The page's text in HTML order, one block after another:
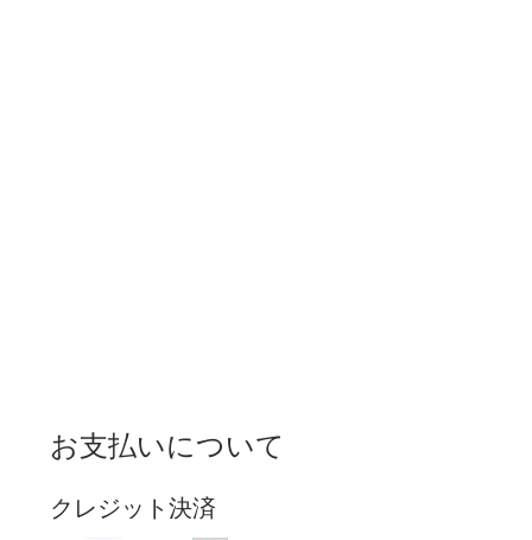
お支払いについて
クレジット決済